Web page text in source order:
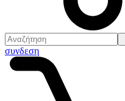
συνδεση